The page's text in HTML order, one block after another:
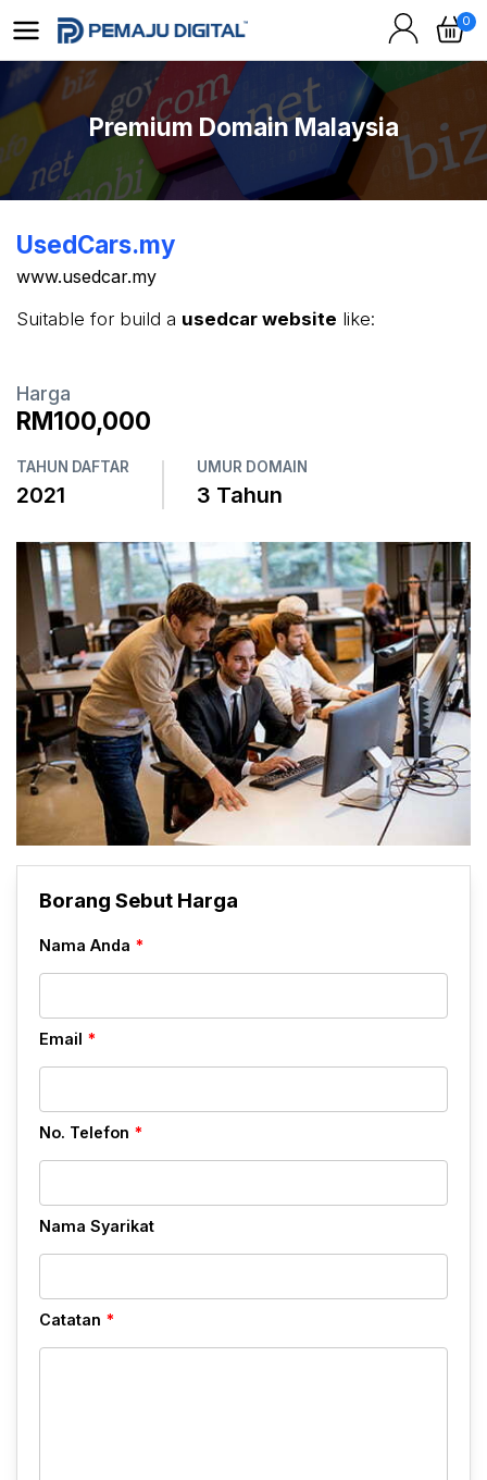
0
Premium Domain Malaysia
UsedCars.my
www.usedcar.my
Suitable for build a usedcar website like:
Harga
RM100,000
TAHUN DAFTAR
2021
UMUR DOMAIN
3 Tahun
Borang Sebut Harga
Nama Anda *
Email *
No. Telefon *
Nama Syarikat
Catatan *